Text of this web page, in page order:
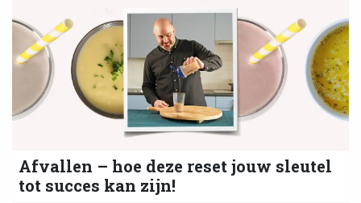
Afvallen – hoe deze reset jouw sleutel
tot succes kan zijn!